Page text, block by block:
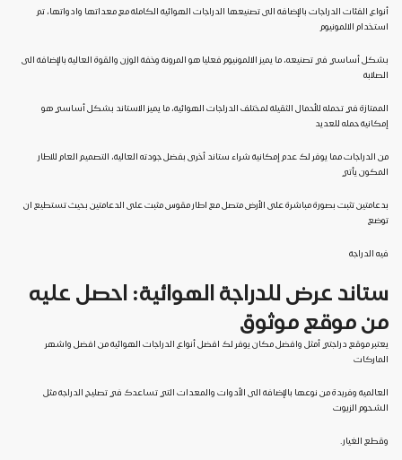
أنواع الفئات الدراجات بالإضافة الى تصنيعها الدراجات الهوائية الكاملة مع معداتها وادواتها، تم
استخدام الالمونيوم
بشكل أساسي في تصنيعه، ما يميز الالمونيوم فعليا هو المرونة وخفة الوزن والقوة العالية بالإضافة الى
الصلابة
الممتازة في تحمله للأحمال الثقيلة لمختلف الدراجات الهوائية، ما يميز الاستاند بشكل أساسي هو
إمكانية حمله للعديد
من الدراجات مما يوفر لك عدم إمكانية شراء ستاند أخرى بفضل جودته العالية، التصميم العام للاطار
المكون يأتي
بدعامتين تثبت بصورة مباشرة على الأرض متصل مع اطار مقوس مثبت على الدعامتين بحيث تستطيع ان
توضع
فيه الدراجة
ستاند عرض للدراجة الهوائية: احصل عليه
من موقع موثوق
يعتبر موقع دراجتي أمثل وافضل مكان يوفر لك افضل أنواع الدراجات الهوائية من افضل واشهر
الماركات
العالمية وفريدة من نوعها بالإضافة الى الأدوات والمعدات التي تساعدك في تصليح الدراجة مثل
الشحوم الزيوت
وقطع الغيار.